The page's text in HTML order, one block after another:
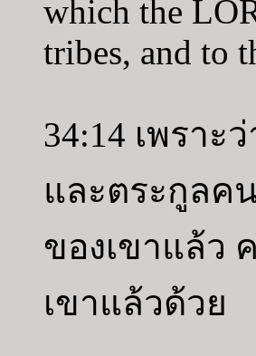
which the
tribes, and to
34:14 เพรา
และตระกูลค
ของเขาแล้ว
เขาแล้วด้วย